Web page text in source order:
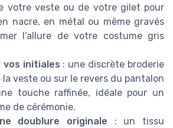
votre veste ou de votre gilet pour
nacre, en métal ou même gravés
l’allure de votre costume gris
vos initiales : une discrète broderie
la veste ou sur le revers du pantalon
touche raffinée, idéale pour un
de cérémonie.
doublure originale : un tissu